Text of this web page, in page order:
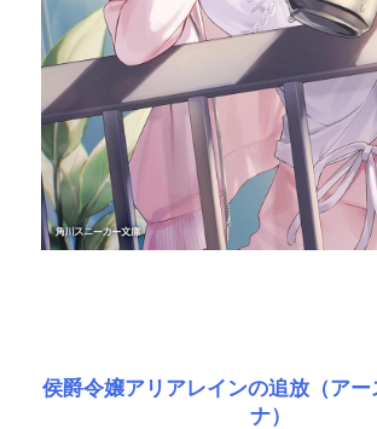
侯爵令嬢アリアレインの追放（ア
ナ）